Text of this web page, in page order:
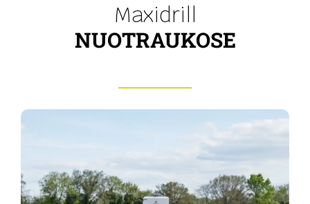
Maxidrill
NUOTRAUKOSE